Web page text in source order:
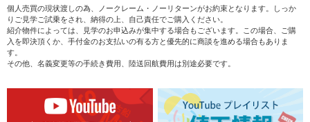
個人売買の現状渡しの為、ノークレーム・ノーリターンがお約束となります。しっか
りご見学ご試乗をされ、納得の上、自己責任でご購入ください。
紹介物件によっては、見学のお申込みが集中する場合もございます。この場合、ご購
入を即決頂くか、手付金のお支払いの有る方と優先的に商談を進める場合もありま
す。
その他、名義変更等の手続き費用、陸送回航費用は別途必要です。